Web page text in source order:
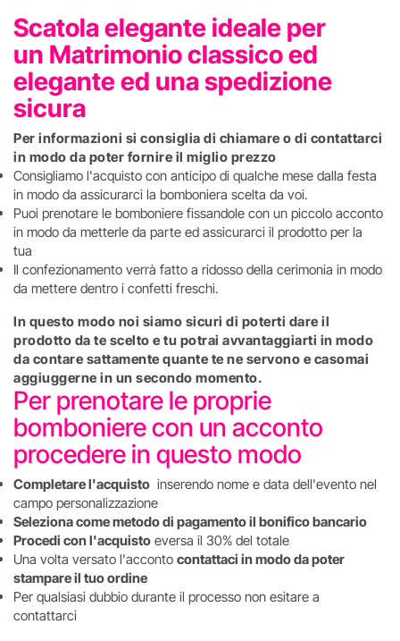
Scatola elegante ideale per
un Matrimonio classico ed
elegante ed una spedizione
sicura
Per informazioni si consiglia di chiamare o di contattarci
in modo da poter fornire il miglio prezzo
Consigliamo l'acquisto con anticipo di qualche mese dalla festa
in modo da assicurarci la bomboniera scelta da voi.
Puoi prenotare le bomboniere fissandole con un piccolo acconto
in modo da metterle da parte ed assicurarci il prodotto per la
tua
Il confezionamento verrà fatto a ridosso della cerimonia in modo
da mettere dentro i confetti freschi.
In questo modo noi siamo sicuri di poterti dare il
prodotto da te scelto e tu potrai avvantaggiarti in modo
da contare sattamente quante te ne servono e casomai
aggiuggerne in un secondo momento.
Per prenotare le proprie
bomboniere con un acconto
procedere in questo modo
Completare l'acquisto inserendo nome e data dell'evento nel
campo personalizzazione
Seleziona come metodo di pagamento il bonifico bancario
Procedi con l'acquisto eversa il 30% del totale
Una volta versato l'acconto contattaci in modo da poter
stampare il tuo ordine
Per qualsiasi dubbio durante il processo non esitare a
contattarci